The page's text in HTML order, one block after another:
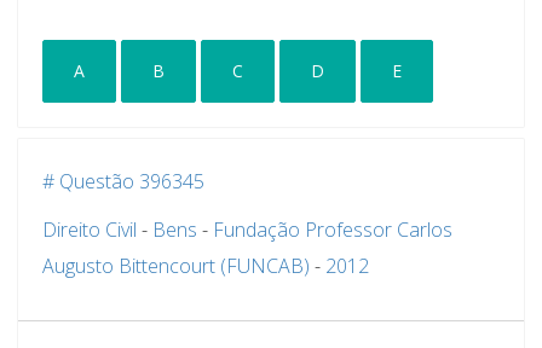
A B C D E
# Questão 396345
Direito Civil - Bens - Fundação Professor Carlos
Augusto Bittencourt (FUNCAB) - 2012